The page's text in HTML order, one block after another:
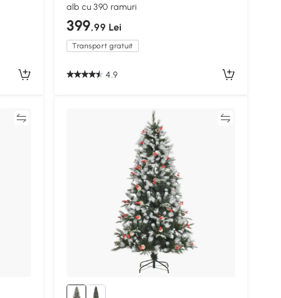
alb cu 390 ramuri
399,99 Lei
Transport gratuit
4.9